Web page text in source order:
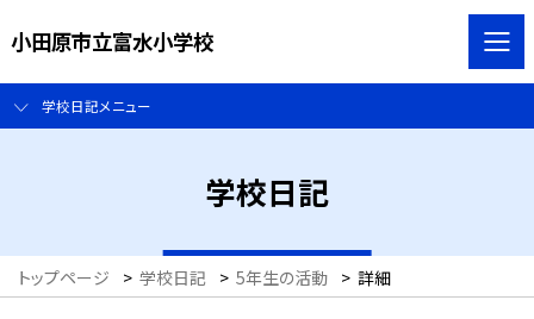
小田原市立富水小学校
学校日記メニュー
学校日記
トップページ > 学校日記 > 5年生の活動 > 詳細